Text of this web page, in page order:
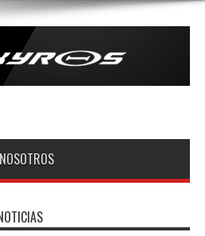
NOSOTROS